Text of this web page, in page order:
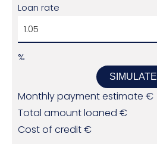
Loan rate
%
SIMULATE
Monthly payment estimate €
Total amount loaned €
Cost of credit€